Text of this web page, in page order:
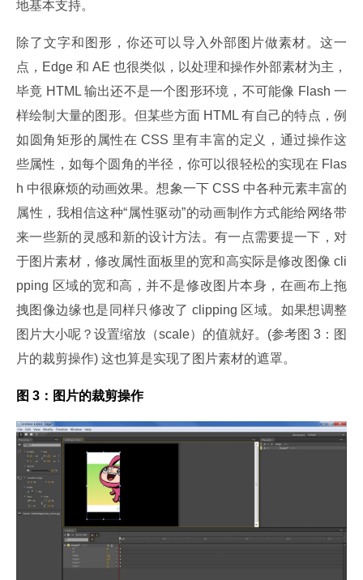
地基本支持。
除了文字和图形，你还可以导入外部图片做素材。这一
点，Edge 和 AE 也很类似，以处理和操作外部素材为主，
毕竟 HTML 输出还不是一个图形环境，不可能像 Flash 一
样绘制大量的图形。但某些方面 HTML 有自己的特点，例
如圆角矩形的属性在 CSS 里有丰富的定义，通过操作这
些属性，如每个圆角的半径，你可以很轻松的实现在 Flas
h 中很麻烦的动画效果。想象一下 CSS 中各种元素丰富的
属性，我相信这种“属性驱动”的动画制作方式能给网络带
来一些新的灵感和新的设计方法。有一点需要提一下，对
于图片素材，修改属性面板里的宽和高实际是修改图像 cli
pping 区域的宽和高，并不是修改图片本身，在画布上拖
拽图像边缘也是同样只修改了 clipping 区域。如果想调整
图片大小呢？设置缩放（scale）的值就好。(参考图 3：图
片的裁剪操作) 这也算是实现了图片素材的遮罩。
图 3：图片的裁剪操作